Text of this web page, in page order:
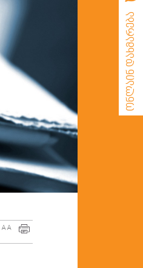
ონლაინ დახმარება
AA